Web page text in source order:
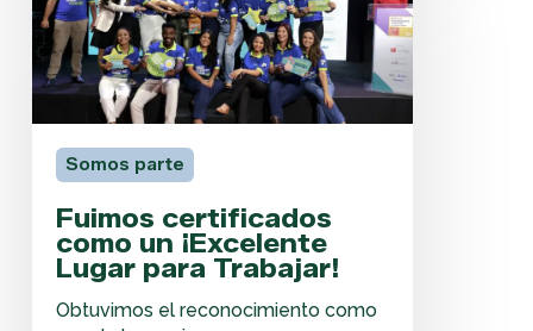
renovable a partir de subproductos.
¿Sabes cómo funciona el
Biodigestor? En un modelo de
Economía Circular, nuestros
biodigestores transforman el
estiércol de…
un
¡Excelente
Lugar
Trabajar!
Somos parte
Fuimos certificados
como un ¡Excelente
Lugar para Trabajar!
Obtuvimos el reconocimiento como